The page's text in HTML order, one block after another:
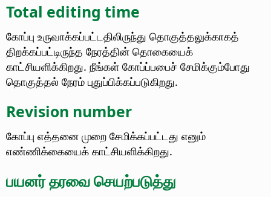
Total editing time
கோப்பு உருவாக்கப்பட்டதிலிருந்து தொகுத்தலுக்காகத்
திறக்கப்பட்டிருந்த நேரத்தின் தொகையைக்
காட்சியளிக்கிறது. நீங்கள் கோப்ப்பபைச் சேமிக்கும்போது
தொகுத்தல் நேரம் புதுப்பிக்கப்படுகிறது.
Revision number
கோப்பு எத்தனை முறை சேமிக்கப்பட்டது எனும்
எண்ணிக்கையைக் காட்சியளிக்கிறது.
பயனர் தரவை செயற்படுத்து